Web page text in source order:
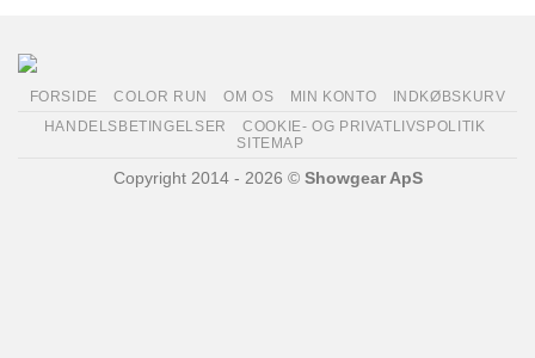
FORSIDE COLOR RUN OM OS MIN KONTO
INDKØBSKURV
HANDELSBETINGELSER
COOKIE- OG PRIVATLIVSPOLITIK
SITEMAP
Copyright 2014 - 2026 © Showgear ApS